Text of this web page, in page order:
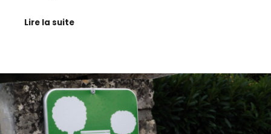
Lire la suite